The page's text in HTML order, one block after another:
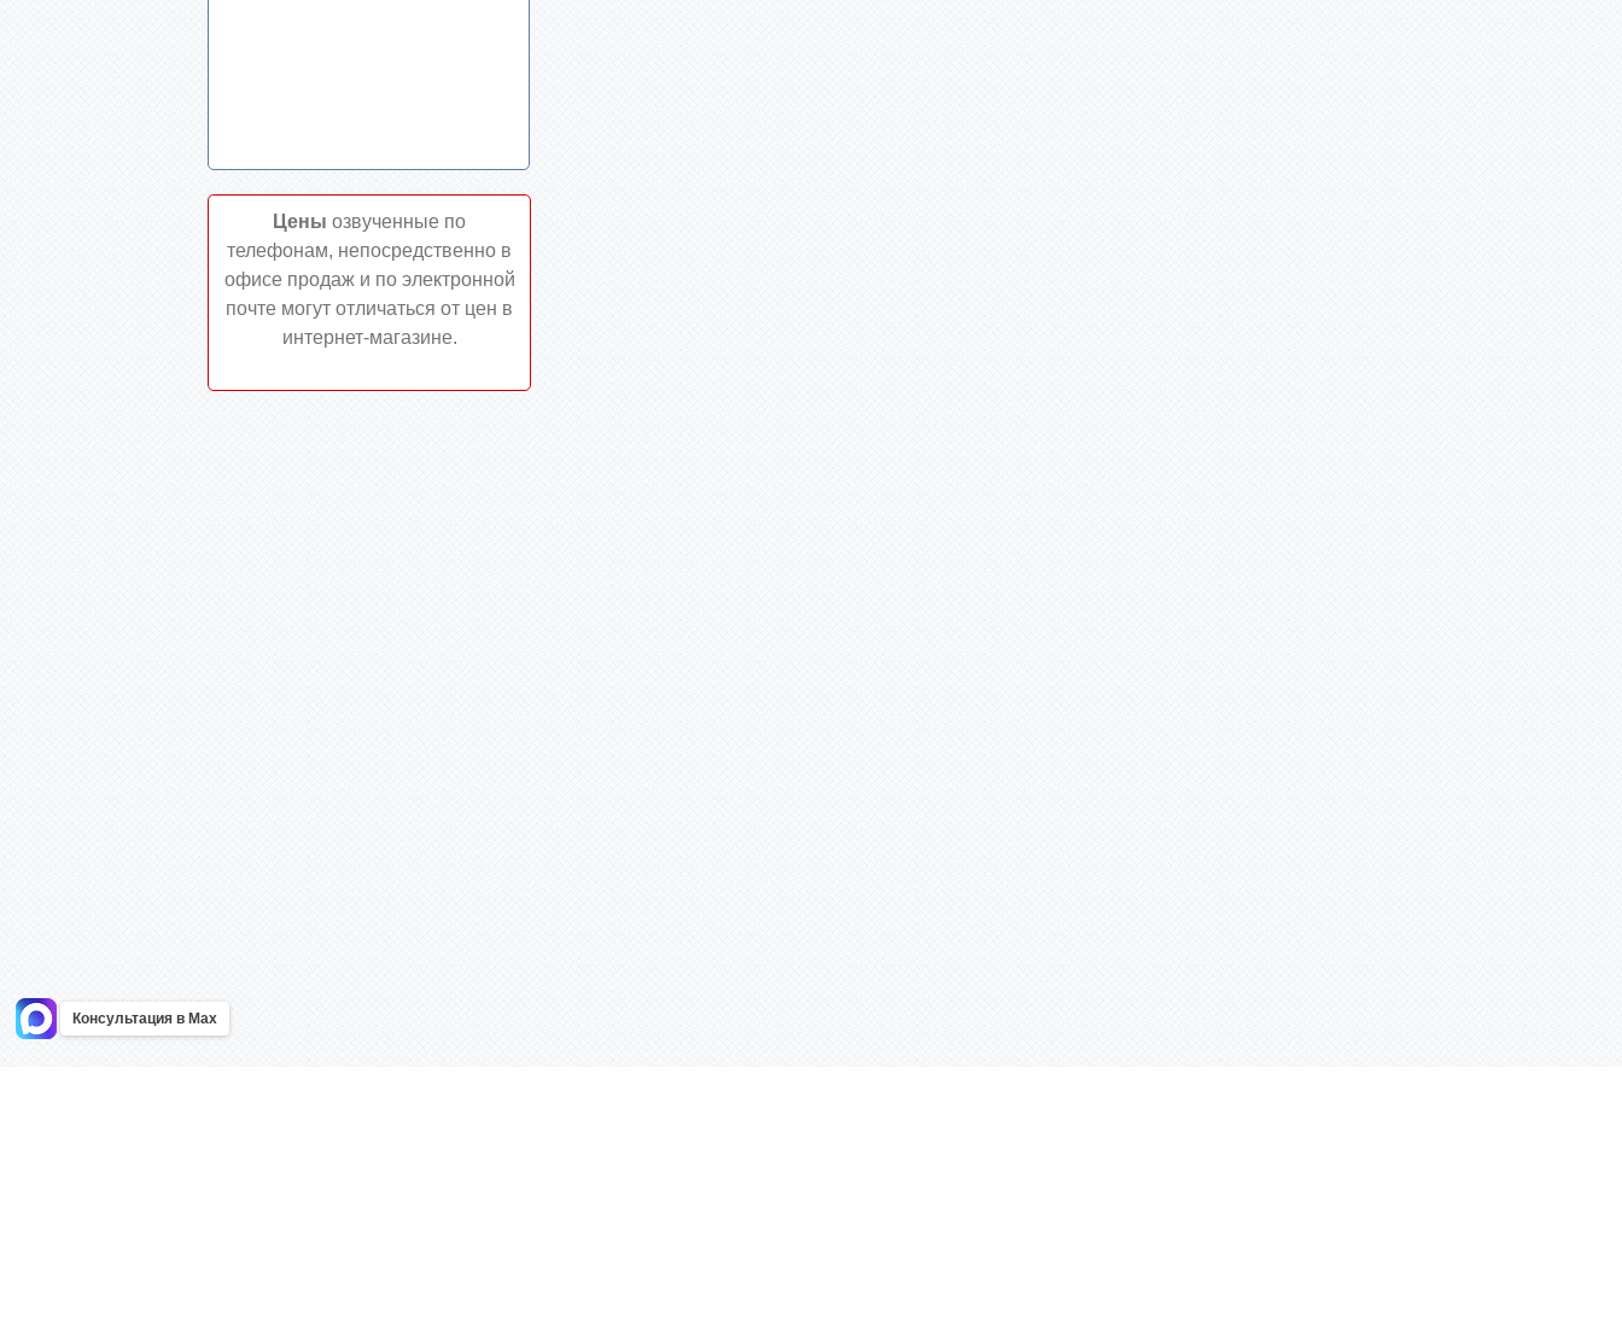
Цены озвученные по
телефонам, непосредственно в
офисе продаж и по электронной
почте могут отличаться от цен в
интернет-магазине.
Консультация в Max